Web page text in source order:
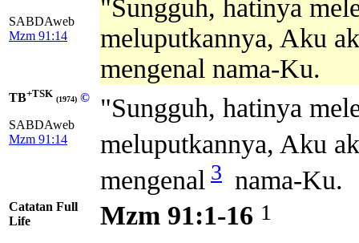
SABDAweb
Mzm 91:14
"Sungguh, hatinya
meluputkannya, Aku
mengenal nama-Ku.
TB+TSK (1974) ©
SABDAweb
Mzm 91:14
"Sungguh, hatinya
meluputkannya, Aku
mengenal 3 nama-Ku.
Catatan Full
Life
Mzm 91:1-16 1